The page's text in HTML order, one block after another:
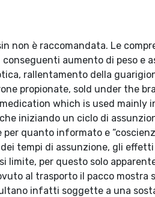
non è raccomandata. Le
aumento di peso e
rallentamento della
propionate, sold under the
which is used mainly
iniziando un ciclo di
quanto informato e
tempi di assunzione, gli
limite, per questo solo
al trasporto il pacco mostra
infatti soggette a una